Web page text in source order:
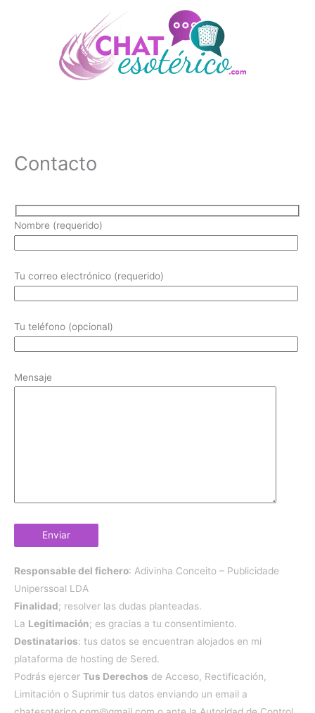
Contacto
Nombre (requerido)
Tu correo electrónico (requerido)
Tu teléfono (opcional)
Mensaje
Responsable del fichero: Adivinha Conceito – Publicidade
Uniperssoal LDA
Finalidad; resolver las dudas planteadas.
La Legitimación; es gracias a tu consentimiento.
Destinatarios: tus datos se encuentran alojados en mi
plataforma de hosting de Sered.
Podrás ejercer Tus Derechos de Acceso, Rectificación,
Limitación o Suprimir tus datos enviando un email a